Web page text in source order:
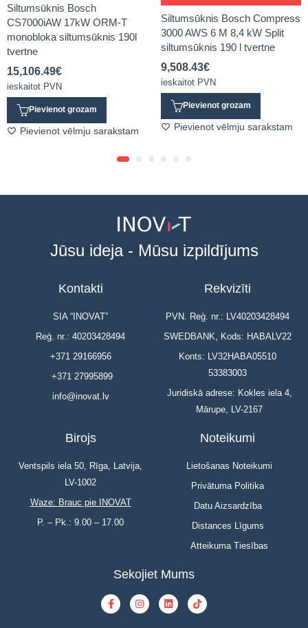
Siltumsūknis Bosch
CS7000iAW 17kW ORM-T
monobloka siltumsūknis 190l
tvertne
15,106.49€
ieskaitot PVN
Pievienot grozam
Pievienot vēlmju sarakstam
Siltumsūknis Bosch Compress
3000 AWS 6 M 8,4 kW Split
siltumsūknis 190 l tvertne
9,508.43€
ieskaitot PVN
Pievienot grozam
Pievienot vēlmju sarakstam
Jūsu ideja - Mūsu izpildījums
Kontakti
SIA “INOVAT”
Reģ. nr.: 40203428494
+371 29166956
+371 27995899
info@inovat.lv
Rekvizīti
PVN. Reģ. nr.: LV40203428494
SWEDBANK, Kods: HABALV22
Konts: LV32HABA05510
53383003
Juridiskā adrese: Kokles iela 4,
Mārupe, LV-2167
Birojs
Ventspils iela 50, Rīga, Latvija,
LV-1002
Waze: Brauc pie INOVAT
P. – Pk.: 9.00 – 17.00
Noteikumi
Lietošanas Noteikumi
Privātuma Politika
Datu Aizsardzība
Distances Līgums
Atteikuma Tiesības
Sekojiet Mums